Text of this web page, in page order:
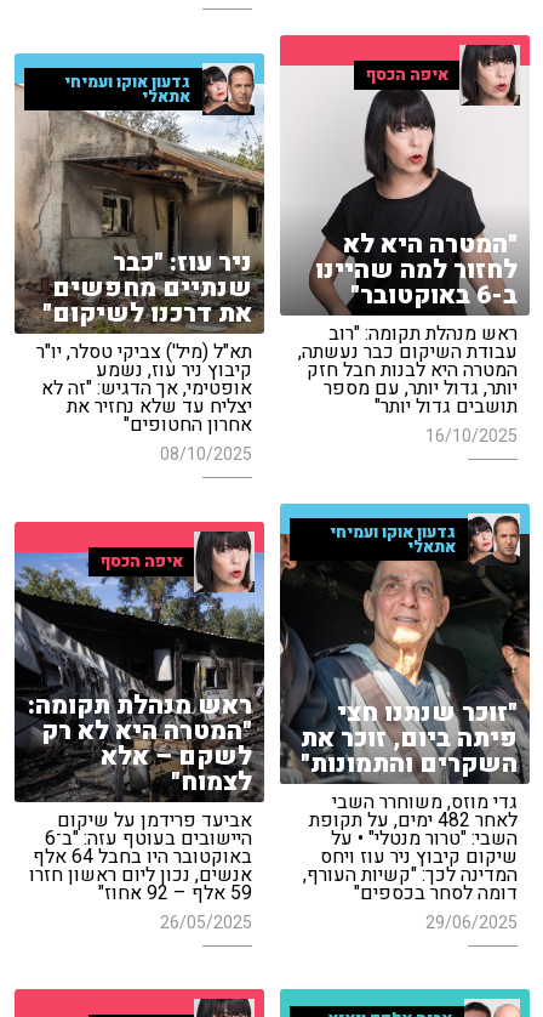
איפה הכסף
"המטרה היא לא
לחזור למה שהיינו
ב-6 באוקטובר"
ראש מנהלת תקומה: "רוב
עבודת השיקום כבר נעשתה,
המטרה היא לבנות חבל חזק
יותר, גדול יותר, עם מספר
תושבים גדול יותר"
16/10/2025
גדעון אוקו ועמיחי
אתאלי
ניר עוז: "כבר
שנתיים מחפשים
את דרכנו לשיקום"
תא"ל (מיל') צביקי טסלר, יו"ר
קיבוץ ניר עוז, נשמע
אופטימי, אך הדגיש: "זה לא
יצליח עד שלא נחזיר את
אחרון החטופים"
08/10/2025
גדעון אוקו ועמיחי
אתאלי
"זוכר שנתנו חצי
פיתה ביום, זוכר את
השקרים והתמונות"
גדי מוזס, משוחרר השבי
לאחר 482 ימים, על תקופת
השבי: "טרור מנטלי" • על
שיקום קיבוץ ניר עוז ויחס
המדינה לכך: "קשיות העורף,
דומה לסחר בכספים"
29/06/2025
איפה הכסף
ראש מנהלת תקומה:
"המטרה היא לא רק
לשקם – אלא
לצמוח"
אביעד פרידמן על שיקום
היישובים בעוטף עזה: "ב־6
באוקטובר היו בחבל 64 אלף
אנשים, נכון ליום ראשון חזרו
59 אלף – 92 אחוז"
26/05/2025